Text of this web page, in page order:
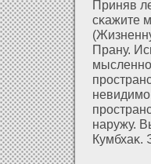
Приняв
сκажите
Прану.
наружу.
Кумбхаκ.